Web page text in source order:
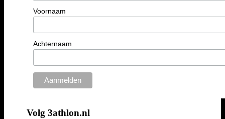
Voornaam
Achternaam
Volg 3athlon.nl